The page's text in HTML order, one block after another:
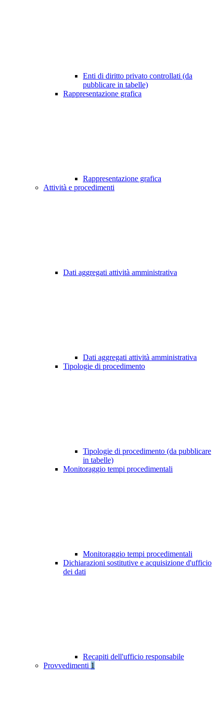
Enti di diritto privato controllati (da
pubblicare in tabelle)
Rappresentazione grafica
Rappresentazione grafica
Attività e procedimenti
Dati aggregati attività amministrativa
Dati aggregati attività amministrativa
Tipologie di procedimento
Tipologie di procedimento (da pubblicare
in tabelle)
Monitoraggio tempi procedimentali
Monitoraggio tempi procedimentali
Dichiarazioni sostitutive e acquisizione d'ufficio
dei dati
Recapiti dell'ufficio responsabile
Provvedimenti 1